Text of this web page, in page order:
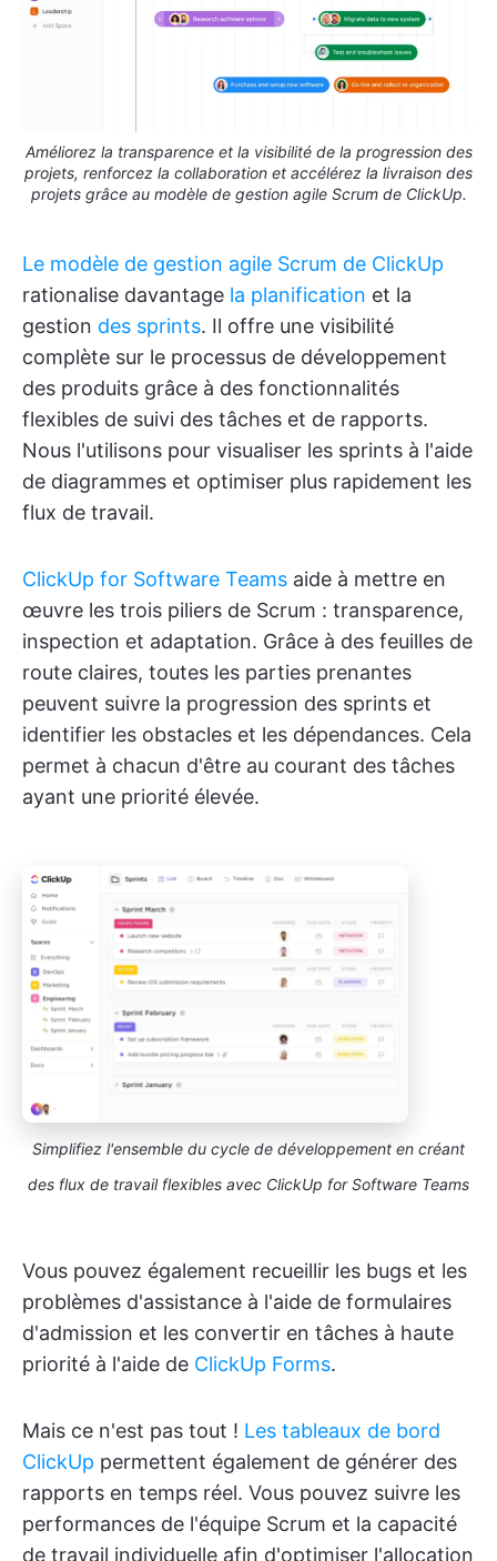
Améliorez la transparence et la visibilité de la progression des
projets, renforcez la collaboration et accélérez la livraison des
projets grâce au modèle de gestion agile Scrum de ClickUp.
Le modèle de gestion agile Scrum de ClickUp
rationalise davantage la planification et la
gestion des sprints. Il offre une visibilité
complète sur le processus de développement
des produits grâce à des fonctionnalités
flexibles de suivi des tâches et de rapports.
Nous l'utilisons pour visualiser les sprints à l'aide
de diagrammes et optimiser plus rapidement les
flux de travail.
ClickUp for Software Teams aide à mettre en
œuvre les trois piliers de Scrum : transparence,
inspection et adaptation. Grâce à des feuilles de
route claires, toutes les parties prenantes
peuvent suivre la progression des sprints et
identifier les obstacles et les dépendances. Cela
permet à chacun d'être au courant des tâches
ayant une priorité élevée.
Simplifiez l'ensemble du cycle de développement en créant
des flux de travail flexibles avec ClickUp for Software Teams
Vous pouvez également recueillir les bugs et les
problèmes d'assistance à l'aide de formulaires
d'admission et les convertir en tâches à haute
priorité à l'aide de ClickUp Forms.
Mais ce n'est pas tout ! Les tableaux de bord
ClickUp permettent également de générer des
rapports en temps réel. Vous pouvez suivre les
performances de l'équipe Scrum et la capacité
de travail individuelle afin d'optimiser l'allocation